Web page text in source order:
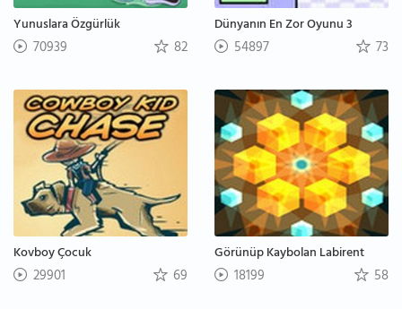
Yunuslara Özgürlük
70939 82
Dünyanın En Zor Oyunu 3
54897 73
Kovboy Çocuk
29901 69
Görünüp Kaybolan Labirent
18199 58